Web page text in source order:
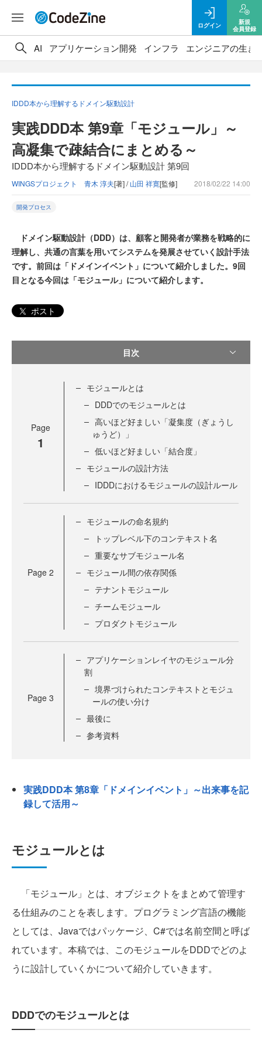
ログイン
新規
会員登録
AI アプリケーション開発 インフラ エンジニアの生き
IDDD本から理解するドメイン駆動設計
実践DDD本 第9章「モジュール」～
高凝集で疎結合にまとめる～
IDDD本から理解するドメイン駆動設計 第9回
WINGSプロジェクト 青木 淳夫[著] /山田 祥寛[監修] 2018/02/22 14:00
開発プロセス
ドメイン駆動設計（DDD）は、顧客と開発者が業務を戦略的に
理解し、共通の言葉を用いてシステムを発展させていく設計手法
です。前回は「ドメインイベント」について紹介しました。9回
目となる今回は「モジュール」について紹介します。
ポスト
目次
Page
1
モジュールとは
DDDでのモジュールとは
高いほど好ましい「凝集度（ぎょうし
ゅうど）」
低いほど好ましい「結合度」
モジュールの設計方法
IDDDにおけるモジュールの設計ルール
Page 2
モジュールの命名規約
トップレベル下のコンテキスト名
重要なサブモジュール名
モジュール間の依存関係
テナントモジュール
チームモジュール
プロダクトモジュール
Page 3
アプリケーションレイヤのモジュール分
割
境界づけられたコンテキストとモジュ
ールの使い分け
最後に
参考資料
実践DDD本 第8章「ドメインイベント」～出来事を記
録して活用～
モジュールとは
「モジュール」とは、オブジェクトをまとめて管理す
る仕組みのことを表します。プログラミング言語の機能
としては、Javaではパッケージ、C#では名前空間と呼ば
れています。本稿では、このモジュールをDDDでどのよ
うに設計していくかについて紹介していきます。
DDDでのモジュールとは